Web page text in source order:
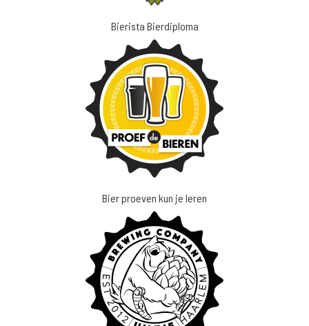
Bierista Bierdiploma
Bier proeven kun je leren